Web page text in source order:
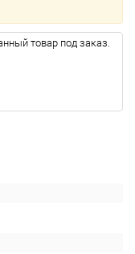
товар под заказ.